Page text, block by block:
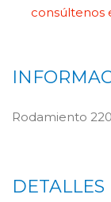
consúltenos
Rodamiento
DETALLES